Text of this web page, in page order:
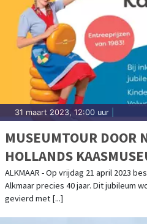
31 maart 2023, 12:00 uur
MUSEUMTOUR DOOR
HOLLANDS
40-JARIG JUBILEUM
ALKMAAR - Op vrijdag 21 april 2023
Alkmaar precies 40 jaar. Dit jubileum
gevierd met [...]